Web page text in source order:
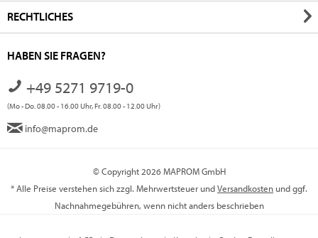
RECHTLICHES
HABEN SIE FRAGEN?
+49 5271 9719-0
(Mo - Do. 08.00 - 16.00 Uhr, Fr. 08.00 - 12.00 Uhr)
info@maprom.de
© Copyright 2026 MAPROM GmbH
* Alle Preise verstehen sich zzgl. Mehrwertsteuer undVersandkosten und ggf.
Nachnahmegebühren, wenn nicht anders beschrieben